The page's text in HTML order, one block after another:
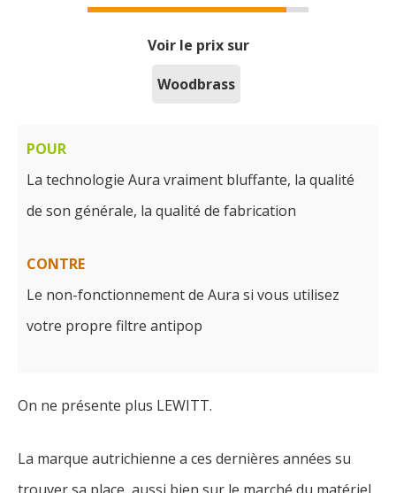
Voir le prix sur
Woodbrass
POUR
La technologie Aura vraiment bluffante, la qualité
de son générale, la qualité de fabrication
CONTRE
Le non-fonctionnement de Aura si vous utilisez
votre propre filtre antipop
On ne présente plus LEWITT.
La marque autrichienne a ces dernières années su